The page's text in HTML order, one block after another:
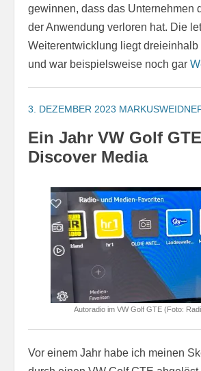
gewinnen, dass das Unternehmen
der Anwendung verloren hat. Die
Weiterentwicklung liegt dreieinhalb
und war beispielsweise noch gar
3. DEZEMBER 2023
Ein Jahr VW Golf
Discover Media
Autoradio im VW Golf GTE (Foto:
Vor einem Jahr habe ich meinen